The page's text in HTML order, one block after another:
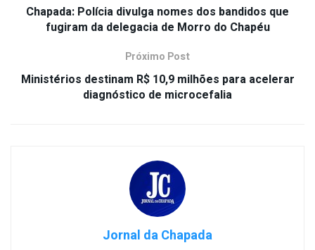
Chapada: Polícia divulga nomes dos bandidos que
fugiram da delegacia de Morro do Chapéu
Próximo Post
Ministérios destinam R$ 10,9 milhões para acelerar
diagnóstico de microcefalia
Jornal da Chapada